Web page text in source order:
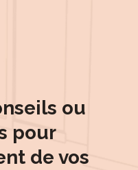
ou
pour
de vos